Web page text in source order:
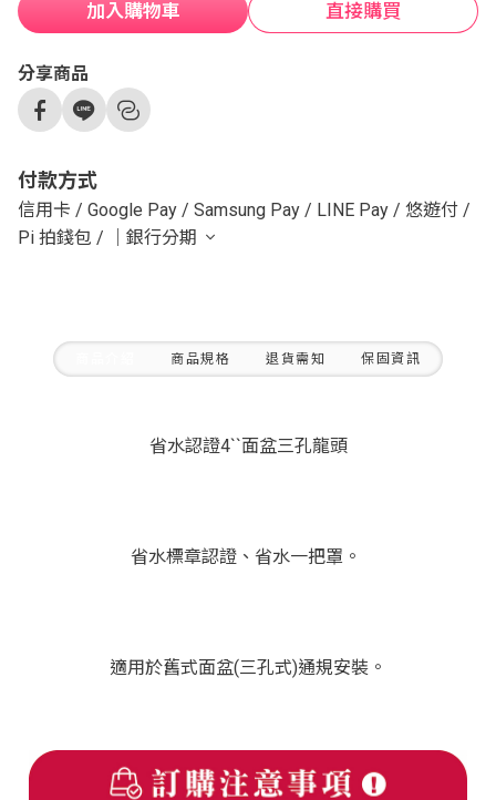
加入購物車 直接購買
分享商品
付款方式
信用卡 / Google Pay / Samsung Pay / LINE Pay / 悠遊付 /
Pi 拍錢包 / ｜銀行分期
商品規格 退貨需知 保固資訊
省水認證4``面盆三孔龍頭
省水標章認證、省水一把罩。
適用於舊式面盆(三孔式)通規安裝。